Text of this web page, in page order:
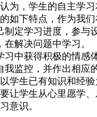
为，学生的自主学
如下特点，作为我
定学习进度，参与
解决问题中学习。
习中获得积极的情感
监控，并作出相应
学生已有知识和经
让学生从心里愿学
意识。